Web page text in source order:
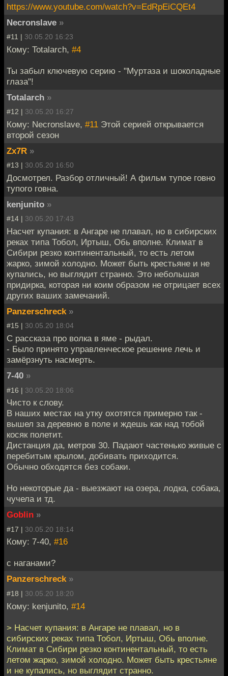
https://www.youtube.com/watch?v=EdRpEiCQEt4
Necronslave »
#11 | 30.05.20 16:23
Кому: Totalarch, #4
Ты забыл ключевую серию - "Муртаза и шоколадные
глаза"!
Totalarch »
#12 | 30.05.20 16:27
Кому: Necronslave, #11 Этой серией открывается
второй сезон
Zx7R »
#13 | 30.05.20 16:50
Досмотрел. Разбор отличный! А фильм тупое говно
тупого говна.
kenjunito »
#14 | 30.05.20 17:43
Насчет купания: в Ангаре не плавал, но в сибирских
реках типа Тобол, Иртыш, Обь вполне. Климат в
Сибири резко континентальный, то есть летом
жарко, зимой холодно. Может быть крестьяне и не
купались, но выглядит странно. Это небольшая
придирка, которая ни коим образом не отрицает всех
других ваших замечаний.
Panzerschreck »
#15 | 30.05.20 18:04
С рассказа про волка в яме - рыдал.
- Было принято управленческое решение лечь и
замёрзнуть насмерть.
7-40 »
#16 | 30.05.20 18:06
Чисто к слову.
В наших местах на утку охотятся примерно так -
вышел за деревню в поле и ждешь как над тобой
косяк полетит.
Дистанция да, метров 30. Падают частенько живые с
перебитым крылом, добивать приходится.
Обычно обходятся без собаки.
Но некоторые да - выезжают на озера, лодка, собака,
чучела и тд.
Goblin »
#17 | 30.05.20 18:14
Кому: 7-40, #16
с наганами?
Panzerschreck »
#18 | 30.05.20 18:20
Кому: kenjunito, #14
> Насчет купания: в Ангаре не плавал, но в
сибирских реках типа Тобол, Иртыш, Обь вполне.
Климат в Сибири резко континентальный, то есть
летом жарко, зимой холодно. Может быть крестьяне
и не купались, но выглядит странно.